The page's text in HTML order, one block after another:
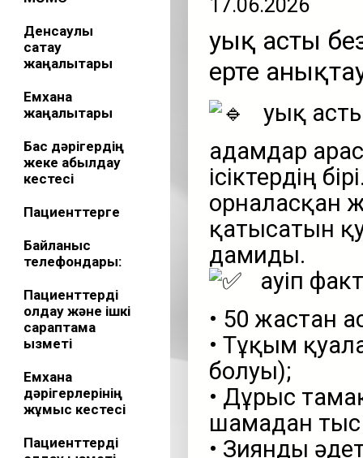
Денсаулық
сақтау
жаңалықтары
Емхана
жаңалықтары
Бас дәрігердің
жеке қабылдау
кестесі
Пациенттерге
Байланыс
телефондары:
Пациенттерді
қолдау және ішкі
сараптама
қызметі
Емхана
дәрігерлерінің
жұмыс кестесі
Пациенттерді
17.06.2026
Қуық асты
ерте
Қуық
адамдар
ісіктердің
орналасқан
қатысатын
дамиды.
Қауіп
• 50 жастан
• Тұқым
болуы);
• Дұрыс
шамадан тыс
• Зиянды